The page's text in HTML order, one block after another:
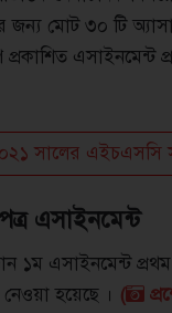
জন্য মােট ৩০ টি
প্রকাশিত এসাইনমেন্ট
সালের এইচএসসি
এসাইনমেন্ট
১ম এসাইনমেন্ট
হয়েছে । (